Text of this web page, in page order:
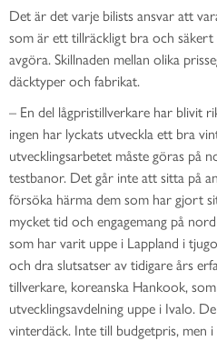
Det är det varje bilists ansvar att
som är ett tillräckligt bra och
avgöra. Skillnaden mellan olika
däcktyper och fabrikat.
– En del lågpristillverkare har blivit
ingen har lyckats utveckla ett bra
utvecklingsarbetet måste göras på
testbanor. Det går inte att sitta på
försöka härma dem som har gjort
mycket tid och engagemang på
som har varit uppe i Lappland i
och dra slutsatser av tidigare års
tillverkare, koreanska Hankook,
utvecklingsavdelning uppe i Ivalo.
vinterdäck. Inte till budgetpris, men